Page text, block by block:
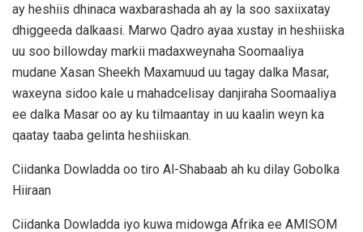
ay heshiis dhinaca waxbarashada ah ay la soo saxiixatay
dhiggeeda dalkaasi. Marwo Qadro ayaa xustay in heshiiska
uu soo billowday markii madaxweynaha Soomaaliya
mudane Xasan Sheekh Maxamuud uu tagay dalka Masar,
waxeyna sidoo kale u mahadcelisay danjiraha Soomaaliya
ee dalka Masar oo ay ku tilmaantay in uu kaalin weyn ka
qaatay taaba gelinta heshiiskan.
Ciidanka Dowladda oo tiro Al-Shabaab ah ku dilay Gobolka
Hiiraan
Ciidanka Dowladda iyo kuwa midowga Afrika ee AMISOM